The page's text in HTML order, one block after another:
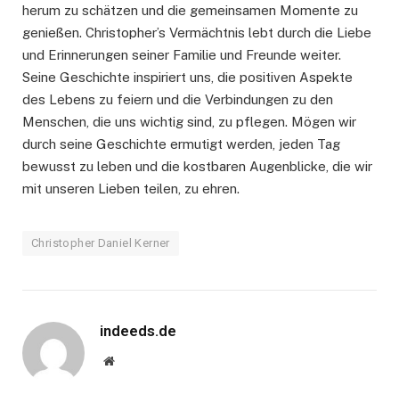
herum zu schätzen und die gemeinsamen Momente zu
genießen. Christopher’s Vermächtnis lebt durch die Liebe
und Erinnerungen seiner Familie und Freunde weiter.
Seine Geschichte inspiriert uns, die positiven Aspekte
des Lebens zu feiern und die Verbindungen zu den
Menschen, die uns wichtig sind, zu pflegen. Mögen wir
durch seine Geschichte ermutigt werden, jeden Tag
bewusst zu leben und die kostbaren Augenblicke, die wir
mit unseren Lieben teilen, zu ehren.
Christopher Daniel Kerner
indeeds.de
Website